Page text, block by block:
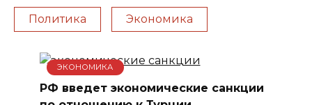
Политика Экономика
ЭКОНОМИКА
РФ введет экономические санкции